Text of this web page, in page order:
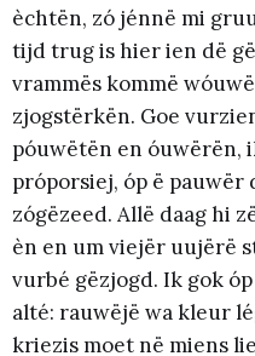
èchtën, zó jénnë mi
tijd trug is hier ien dë
vrammës kommë
zjogstërkën. Goe
póuwëtën en óuwërën,
próporsiej, óp ë pauwër
zógëzeed. Allë daag hi
èn en um viejër uujërë
vurbé gëzjogd. Ik gok
alté: rauwëjë wa kleur
kriezis moet në miens